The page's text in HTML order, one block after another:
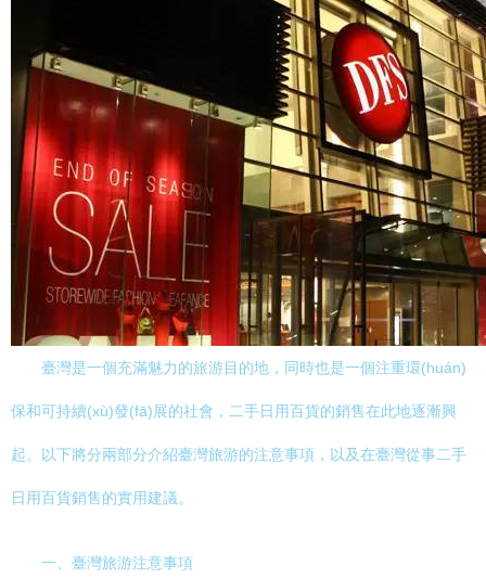
臺灣是一個充滿魅力的旅游目的地，同時也是一個注重環(huán)
保和可持續(xù)發(fā)展的社會，二手日用百貨的銷售在此地逐漸興
起。以下將分兩部分介紹臺灣旅游的注意事項，以及在臺灣從事二手
日用百貨銷售的實用建議。
一、臺灣旅游注意事項